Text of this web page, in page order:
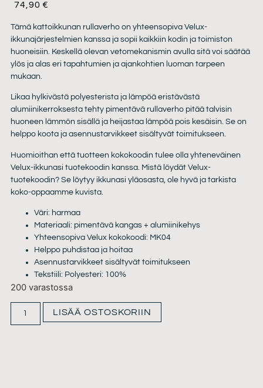
74,90€
Tämä kattoikkunan rullaverho on yhteensopiva Velux-
ikkunajärjestelmien kanssa ja sopii kaikkiin kodin ja toimiston
huoneisiin. Keskellä olevan vetomekanismin avulla sitä voi säätää
ylös ja alas eri tapahtumien ja ajankohtien luoman tarpeen
mukaan.
Likaa hylkivästä polyesterista ja lämpöä eristävästä
alumiinikerroksesta tehty pimentävä rullaverho pitää talvisin
huoneen lämmön sisällä ja heijastaa lämpöä pois kesäisin. Se on
helppo koota ja asennustarvikkeet sisältyvät toimitukseen.
Huomioithan että tuotteen kokokoodin tulee olla yhteneväinen
Velux-ikkunasi tuotekoodin kanssa. Mistä löydät Velux-
tuotekoodin? Se löytyy ikkunasi yläosasta, ole hyvä ja tarkista
koko-oppaamme kuvista.
Väri: harmaa
Materiaali: pimentävä kangas + alumiinikehys
Yhteensopiva Velux kokokoodi: MK04
Helppo puhdistaa ja hoitaa
Asennustarvikkeet sisältyvät toimitukseen
Tekstiili: Polyesteri: 100%
200 varastossa
LISÄÄ OSTOSKORIIN